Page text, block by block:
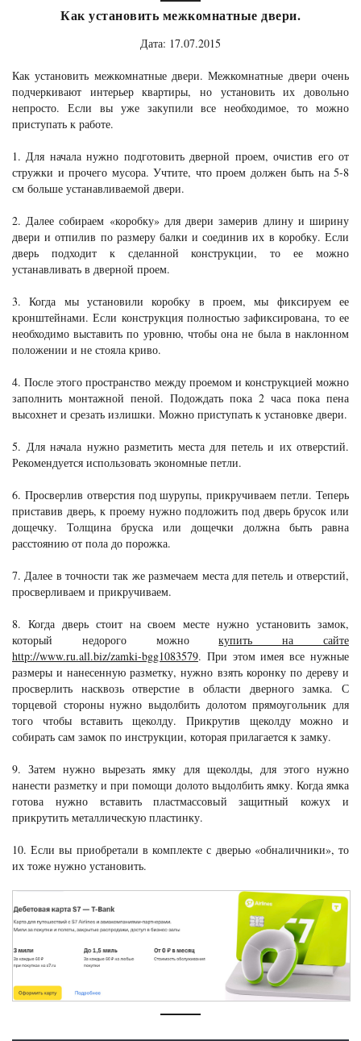
Как установить межкомнатные двери.
Дата: 17.07.2015
Как установить межкомнатные двери. Межкомнатные двери очень
подчеркивают интерьер квартиры, но установить их довольно
непросто. Если вы уже закупили все необходимое, то можно
приступать к работе.
1. Для начала нужно подготовить дверной проем, очистив его от
стружки и прочего мусора. Учтите, что проем должен быть на 5-8
см больше устанавливаемой двери.
2. Далее собираем «коробку» для двери замерив длину и ширину
двери и отпилив по размеру балки и соединив их в коробку. Если
дверь подходит к сделанной конструкции, то ее можно
устанавливать в дверной проем.
3. Когда мы установили коробку в проем, мы фиксируем ее
кронштейнами. Если конструкция полностью зафиксирована, то ее
необходимо выставить по уровню, чтобы она не была в наклонном
положении и не стояла криво.
4. После этого пространство между проемом и конструкцией можно
заполнить монтажной пеной. Подождать пока 2 часа пока пена
высохнет и срезать излишки. Можно приступать к установке двери.
5. Для начала нужно разметить места для петель и их отверстий.
Рекомендуется использовать экономные петли.
6. Просверлив отверстия под шурупы, прикручиваем петли. Теперь
приставив дверь, к проему нужно подложить под дверь брусок или
дощечку. Толщина бруска или дощечки должна быть равна
расстоянию от пола до порожка.
7. Далее в точности так же размечаем места для петель и отверстий,
просверливаем и прикручиваем.
8. Когда дверь стоит на своем месте нужно установить замок,
который недорого можнокупить на сайте
http://www.ru.all.biz/zamki-bgg1083579. При этом имея все нужные
размеры и нанесенную разметку, нужно взять коронку по дереву и
просверлить насквозь отверстие в области дверного замка. С
торцевой стороны нужно выдолбить долотом прямоугольник для
того чтобы вставить щеколду. Прикрутив щеколду можно и
собирать сам замок по инструкции, которая прилагается к замку.
9. Затем нужно вырезать ямку для щеколды, для этого нужно
нанести разметку и при помощи долото выдолбить ямку. Когда ямка
готова нужно вставить пластмассовый защитный кожух и
прикрутить металлическую пластинку.
10. Если вы приобретали в комплекте с дверью «обналичники», то
их тоже нужно установить.